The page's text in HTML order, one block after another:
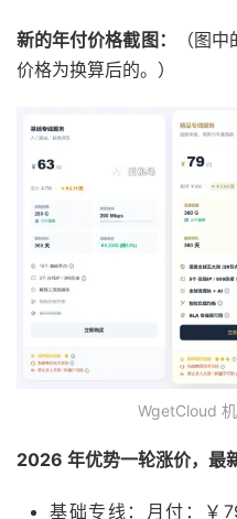
新的年付价格截图：
（图
价格为换算后的。）
WgetCloud
2026 年优势一轮涨价，最
基础专线：月付：￥